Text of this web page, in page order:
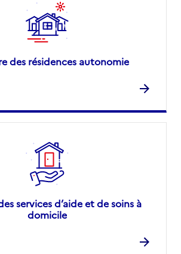
des résidences autonomie
services d’aide et de soins à
domicile